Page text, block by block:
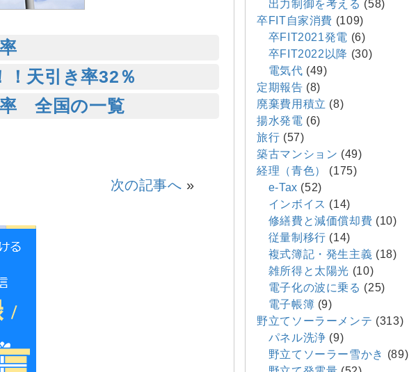
！天引き率32％
率 全国の一覧
次の記事へ »
出力制御を考える (58)
卒FIT自家消費 (109)
卒FIT2021発電 (6)
卒FIT2022以降 (30)
電気代 (49)
定期報告 (8)
廃棄費用積立 (8)
揚水発電 (6)
旅行 (57)
築古マンション (49)
経理（青色）
(175)
e-Tax (52)
インボイス (14)
修繕費と減価償却費 (10)
従量制移行 (14)
複式簿記・発生主義 (18)
雑所得と太陽光 (10)
電子化の波に乗る (25)
電子帳簿 (9)
野立てソーラーメンテ (313)
パネル洗浄 (9)
野立てソーラー雪かき (89)